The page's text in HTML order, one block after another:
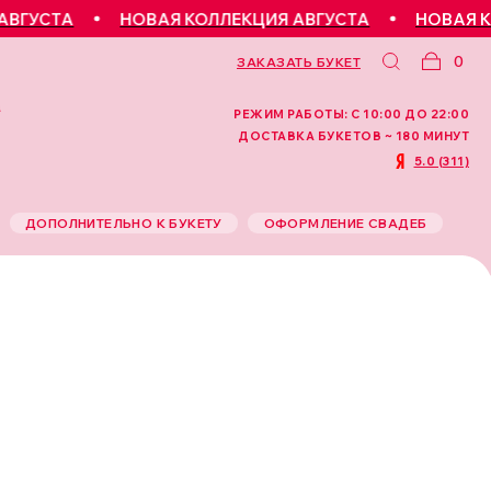
НОВАЯ КОЛЛЕКЦИЯ АВГУСТА НОВАЯ
0
ЗАКАЗАТЬ БУКЕТ
5.0 (311)
ДОСТАВКА БУКЕТОВ ~ 180 МИНУТ
РЕЖИМ РАБОТЫ: С 10:00 ДО 22:00
ДОПОЛНИТЕЛЬНО К БУКЕТУ ОФОРМЛЕНИЕ СВАДЕБ